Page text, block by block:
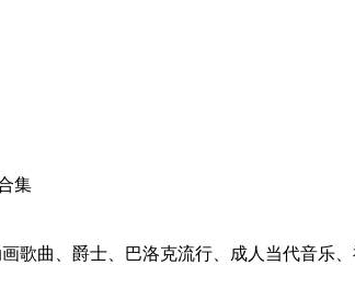
集
画歌曲、爵士、巴洛克流行、成人当代音乐